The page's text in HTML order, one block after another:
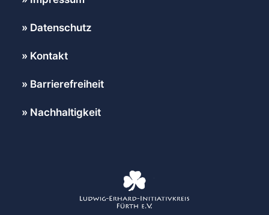
Datenschutz
Kontakt
Barrierefreiheit
Nachhaltigkeit